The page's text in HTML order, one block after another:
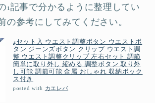
1記事で分かるように整理してい
の参考にしてみてください。
4セット入 ウエスト調整ボタン ウエストボ
タン ジーンズボタン クリップ ウエスト調
整 ウエスト調整クリップ 左右セット 調節
簡単に取り外し 縮める 調整ボタン 取り外
し可能 調節可能 金属 おしゃれ 収納ボック
ス付き
posted with カエレバ